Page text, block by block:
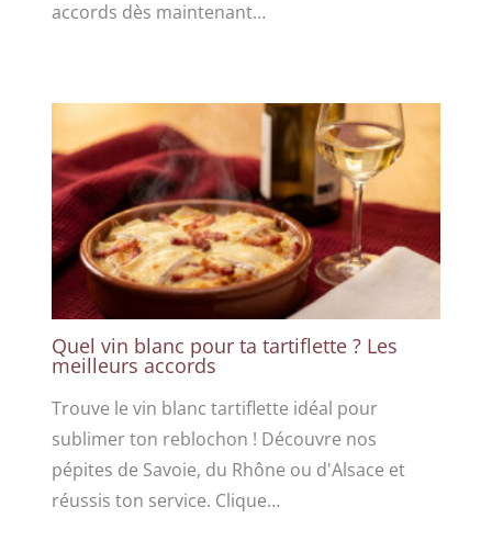
accords dès maintenant…
Quel vin blanc pour ta tartiflette ? Les
meilleurs accords
Trouve le vin blanc tartiflette idéal pour
sublimer ton reblochon ! Découvre nos
pépites de Savoie, du Rhône ou d'Alsace et
réussis ton service. Clique…